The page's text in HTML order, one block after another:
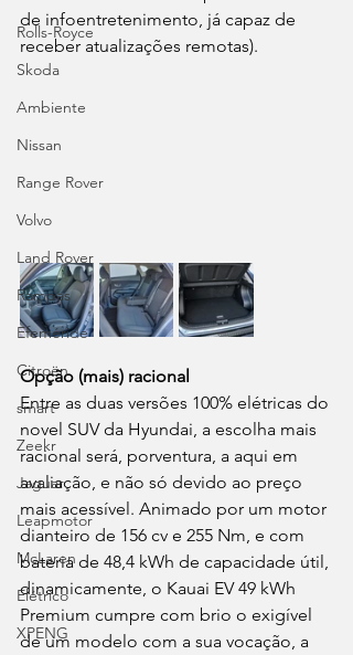
Rolls-Royce
Skoda
Ambiente
Nissan
Range Rover
Volvo
Land Rover
Rampas
Efeméride
Citroën
smart
Zeekr
Jaguar
Leapmotor
McLaren
Elétrico
XPENG
de infoentretenimento, já capaz de
receber atualizações remotas).
Opção (mais) racional
Entre as duas versões 100% elétricas do
novel SUV da Hyundai, a escolha mais
racional será, porventura, a aqui em
avaliação, e não só devido ao preço
mais acessível. Animado por um motor
dianteiro de 156 cv e 255 Nm, e com
bateria de 48,4 kWh de capacidade útil,
dinamicamente, o Kauai EV 49 kWh
Premium cumpre com brio o exigível
de um modelo com a sua vocação, a